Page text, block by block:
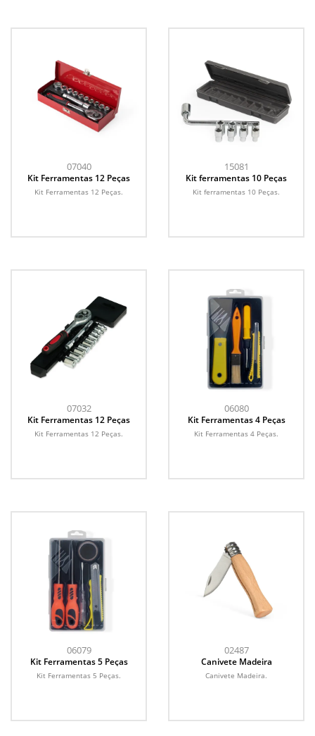
07040
Kit Ferramentas 12 Peças
Kit Ferramentas 12 Peças.
15081
Kit ferramentas 10 Peças
Kit ferramentas 10 Peças.
07032
Kit Ferramentas 12 Peças
Kit Ferramentas 12 Peças.
06080
Kit Ferramentas 4 Peças
Kit Ferramentas 4 Peças.
06079
Kit Ferramentas 5 Peças
Kit Ferramentas 5 Peças.
02487
Canivete Madeira
Canivete Madeira.